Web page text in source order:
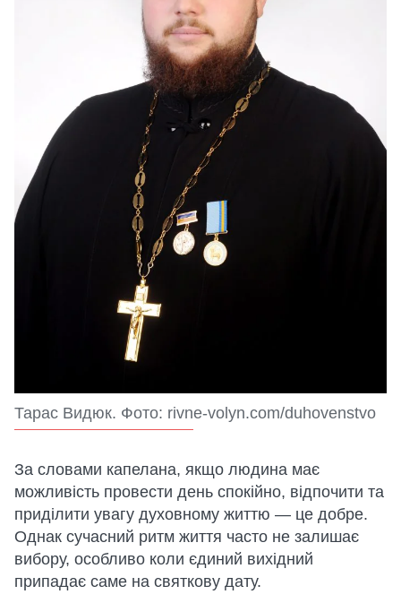
Тарас Видюк. Фото: rivne-volyn.com/duhovenstvo
За словами капелана, якщо людина має
можливість провести день спокійно, відпочити та
приділити увагу духовному життю — це добре.
Однак сучасний ритм життя часто не залишає
вибору, особливо коли єдиний вихідний
припадає саме на святкову дату.